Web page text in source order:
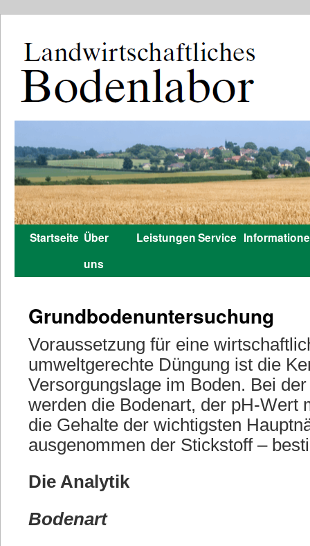
Zum
Startseite Über
uns
LeistungenService
Grundbodenuntersuchung
Voraussetzung für eine
umweltgerechte Düngung ist die
Versorgungslage im Boden. Bei
werden die Bodenart, der pH-Wert
die Gehalte der wichtigsten
ausgenommen der Stickstoff –
Die Analytik
Bodenart